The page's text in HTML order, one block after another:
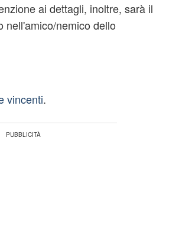
ai dettagli, inoltre, sarà il
nell'amico/nemico dello
vincenti.